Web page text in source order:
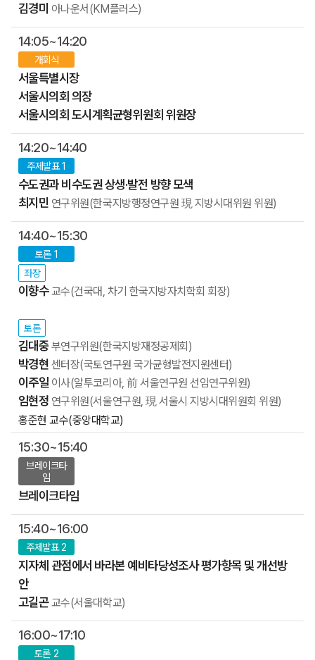
김경미 아나운서(KM플러스)
14:05~14:20
개회식
서울특별시장
서울시의회 의장
서울시의회 도시계획균형위원회 위원장
14:20~14:40
주제발표 1
수도권과 비수도권 상생·발전 방향 모색
최지민 연구위원(한국지방행정연구원 現 지방시대위원 위원)
14:40~15:30
토론 1
좌장
이향수교수(건국대, 차기 한국지방자치학회 회장)
토론
김대중부연구위원(한국지방재정공제회)
박경현 센터장(국토연구원 국가균형발전지원센터)
이주일 이사(알투코리아, 前 서울연구원 선임연구위원)
임현정 연구위원(서울연구원, 現 서울시 지방시대위원회 위원)
홍준현교수(중앙대학교)
15:30~15:40
브레이크타
임
브레이크타임
15:40~16:00
주제발표 2
지자체 관점에서 바라본 예비타당성조사 평가항목 및 개선방
안
고길곤교수(서울대학교)
16:00~17:10
토론 2